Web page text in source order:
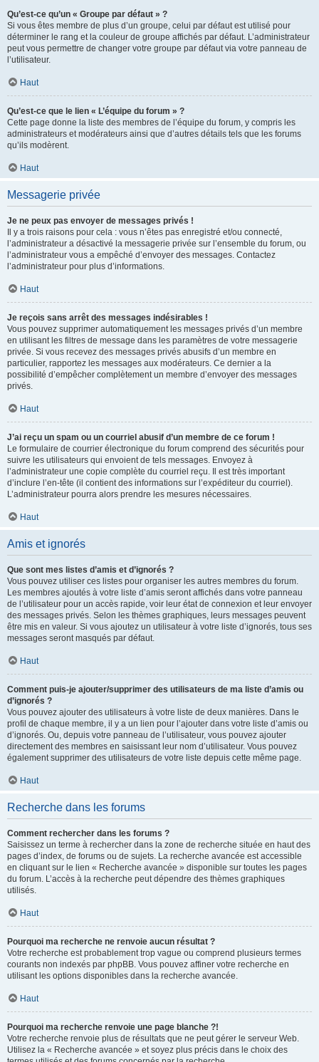
Qu’est-ce qu’un « Groupe par défaut » ?
Si vous êtes membre de plus d’un groupe, celui par défaut est utilisé pour
déterminer le rang et la couleur de groupe affichés par défaut. L’administrateur
peut vous permettre de changer votre groupe par défaut via votre panneau de
l’utilisateur.
Haut
Qu’est-ce que le lien « L’équipe du forum » ?
Cette page donne la liste des membres de l’équipe du forum, y compris les
administrateurs et modérateurs ainsi que d’autres détails tels que les forums
qu’ils modèrent.
Haut
Messagerie privée
Je ne peux pas envoyer de messages privés !
Il y a trois raisons pour cela : vous n’êtes pas enregistré et/ou connecté,
l’administrateur a désactivé la messagerie privée sur l’ensemble du forum, ou
l’administrateur vous a empêché d’envoyer des messages. Contactez
l’administrateur pour plus d’informations.
Haut
Je reçois sans arrêt des messages indésirables !
Vous pouvez supprimer automatiquement les messages privés d’un membre
en utilisant les filtres de message dans les paramètres de votre messagerie
privée. Si vous recevez des messages privés abusifs d’un membre en
particulier, rapportez les messages aux modérateurs. Ce dernier a la
possibilité d’empêcher complètement un membre d’envoyer des messages
privés.
Haut
J’ai reçu un spam ou un courriel abusif d’un membre de ce forum !
Le formulaire de courrier électronique du forum comprend des sécurités pour
suivre les utilisateurs qui envoient de tels messages. Envoyez à
l’administrateur une copie complète du courriel reçu. Il est très important
d’inclure l’en-tête (il contient des informations sur l’expéditeur du courriel).
L’administrateur pourra alors prendre les mesures nécessaires.
Haut
Amis et ignorés
Que sont mes listes d’amis et d’ignorés ?
Vous pouvez utiliser ces listes pour organiser les autres membres du forum.
Les membres ajoutés à votre liste d’amis seront affichés dans votre panneau
de l’utilisateur pour un accès rapide, voir leur état de connexion et leur envoyer
des messages privés. Selon les thèmes graphiques, leurs messages peuvent
être mis en valeur. Si vous ajoutez un utilisateur à votre liste d’ignorés, tous ses
messages seront masqués par défaut.
Haut
Comment puis-je ajouter/supprimer des utilisateurs de ma liste d’amis ou
d’ignorés ?
Vous pouvez ajouter des utilisateurs à votre liste de deux manières. Dans le
profil de chaque membre, il y a un lien pour l’ajouter dans votre liste d’amis ou
d’ignorés. Ou, depuis votre panneau de l’utilisateur, vous pouvez ajouter
directement des membres en saisissant leur nom d’utilisateur. Vous pouvez
également supprimer des utilisateurs de votre liste depuis cette même page.
Haut
Recherche dans les forums
Comment rechercher dans les forums ?
Saisissez un terme à rechercher dans la zone de recherche située en haut des
pages d’index, de forums ou de sujets. La recherche avancée est accessible
en cliquant sur le lien « Recherche avancée » disponible sur toutes les pages
du forum. L’accès à la recherche peut dépendre des thèmes graphiques
utilisés.
Haut
Pourquoi ma recherche ne renvoie aucun résultat ?
Votre recherche est probablement trop vague ou comprend plusieurs termes
courants non indexés par phpBB. Vous pouvez affiner votre recherche en
utilisant les options disponibles dans la recherche avancée.
Haut
Pourquoi ma recherche renvoie une page blanche ?!
Votre recherche renvoie plus de résultats que ne peut gérer le serveur Web.
Utilisez la « Recherche avancée » et soyez plus précis dans le choix des